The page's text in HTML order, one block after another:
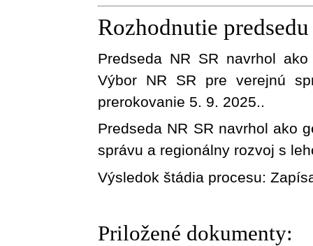
Rozhodnutie
Predseda NR SR navrhol
Výbor NR SR pre verejnú
prerokovanie 5. 9. 2025..
Predseda NR SR navrhol ako
správu a regionálny rozvoj s
Výsledok štádia procesu:
Priložené dokumenty: